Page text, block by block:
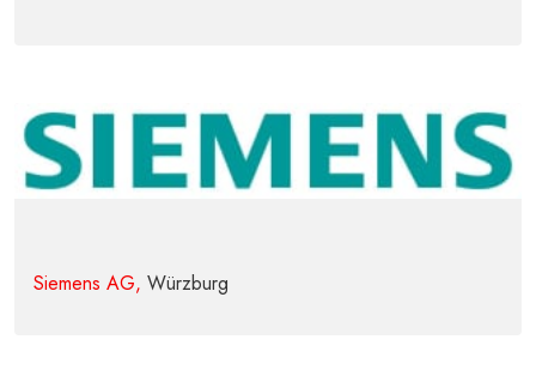
Siemens AG, Würzburg